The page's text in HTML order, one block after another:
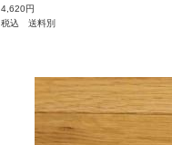
4,620円
税込 送料別